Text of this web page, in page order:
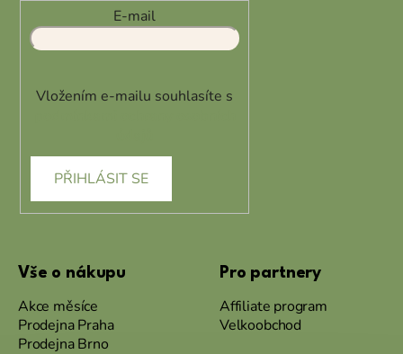
E-mail
Vložením e-mailu souhlasíte s
PŘIHLÁSIT SE
Vše o nákupu
Akce měsíce
Prodejna Praha
Prodejna Brno
Pro partnery
Affiliate program
Velkoobchod